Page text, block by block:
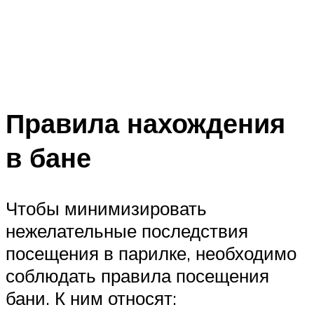
Правила нахождения
в бане
Чтобы минимизировать
нежелательные последствия
посещения в парилке, необходимо
соблюдать правила посещения
бани. К ним относят: